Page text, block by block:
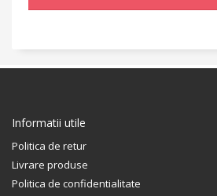
Informatii utile
Politica de retur
Livrare produse
Politica de confidentialitate